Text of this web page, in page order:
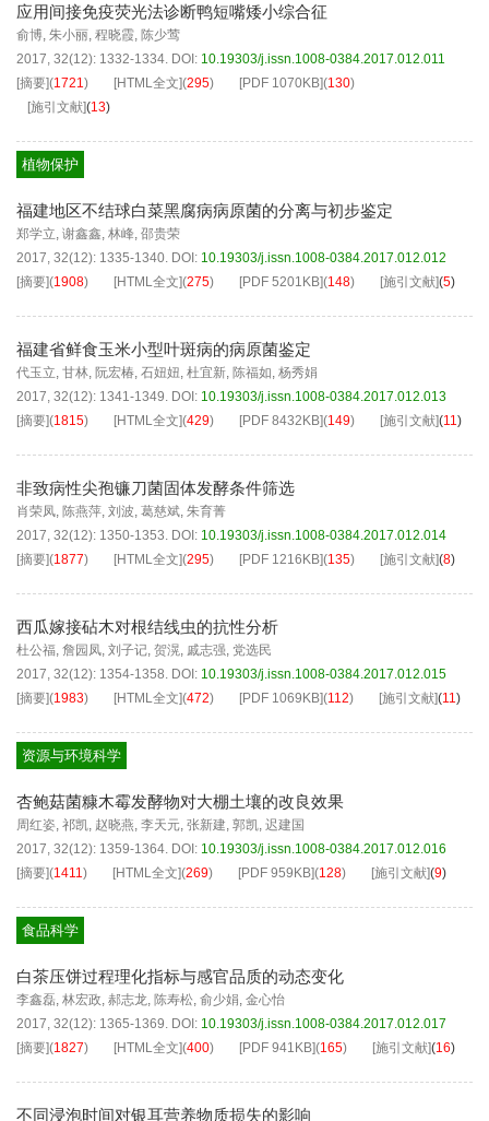
应用间接免疫荧光法诊断鸭短嘴矮小综合征
俞博, 朱小丽, 程晓霞, 陈少莺
2017, 32(12): 1332-1334. DOI: 10.19303/j.issn.1008-0384.2017.012.011
[摘要](1721) [HTML全文](295) [PDF 1070KB](130)
[施引文献](13)
植物保护
福建地区不结球白菜黑腐病病原菌的分离与初步鉴定
郑学立, 谢鑫鑫, 林峰, 邵贵荣
2017, 32(12): 1335-1340. DOI: 10.19303/j.issn.1008-0384.2017.012.012
[摘要](1908) [HTML全文](275) [PDF 5201KB](148) [施引文献](5)
福建省鲜食玉米小型叶斑病的病原菌鉴定
代玉立, 甘林, 阮宏椿, 石妞妞, 杜宜新, 陈福如, 杨秀娟
2017, 32(12): 1341-1349. DOI: 10.19303/j.issn.1008-0384.2017.012.013
[摘要](1815) [HTML全文](429) [PDF 8432KB](149) [施引文献](11)
非致病性尖孢镰刀菌固体发酵条件筛选
肖荣凤, 陈燕萍, 刘波, 葛慈斌, 朱育菁
2017, 32(12): 1350-1353. DOI: 10.19303/j.issn.1008-0384.2017.012.014
[摘要](1877) [HTML全文](295) [PDF 1216KB](135) [施引文献](8)
西瓜嫁接砧木对根结线虫的抗性分析
杜公福, 詹园凤, 刘子记, 贺滉, 戚志强, 党选民
2017, 32(12): 1354-1358. DOI: 10.19303/j.issn.1008-0384.2017.012.015
[摘要](1983) [HTML全文](472) [PDF 1069KB](112) [施引文献](11)
资源与环境科学
杏鲍菇菌糠木霉发酵物对大棚土壤的改良效果
周红姿, 祁凯, 赵晓燕, 李天元, 张新建, 郭凯, 迟建国
2017, 32(12): 1359-1364. DOI: 10.19303/j.issn.1008-0384.2017.012.016
[摘要](1411) [HTML全文](269) [PDF 959KB](128) [施引文献](9)
食品科学
白茶压饼过程理化指标与感官品质的动态变化
李鑫磊, 林宏政, 郝志龙, 陈寿松, 俞少娟, 金心怡
2017, 32(12): 1365-1369. DOI: 10.19303/j.issn.1008-0384.2017.012.017
[摘要](1827) [HTML全文](400) [PDF 941KB](165) [施引文献](16)
不同浸泡时间对银耳营养物质损失的影响